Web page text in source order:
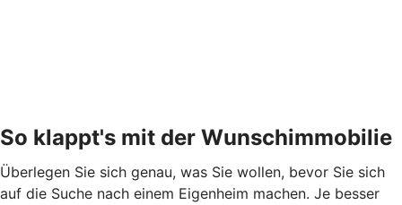
So klappt's mit der Wunschimmobilie
Überlegen Sie sich genau, was Sie wollen, bevor Sie sich
auf die Suche nach einem Eigenheim machen. Je besser